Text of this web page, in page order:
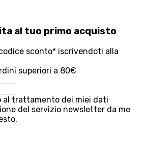
al tuo primo acquisto
sconto* iscrivendoti alla
superiori a 80€
al trattamento dei miei dati
del servizio newsletter da me